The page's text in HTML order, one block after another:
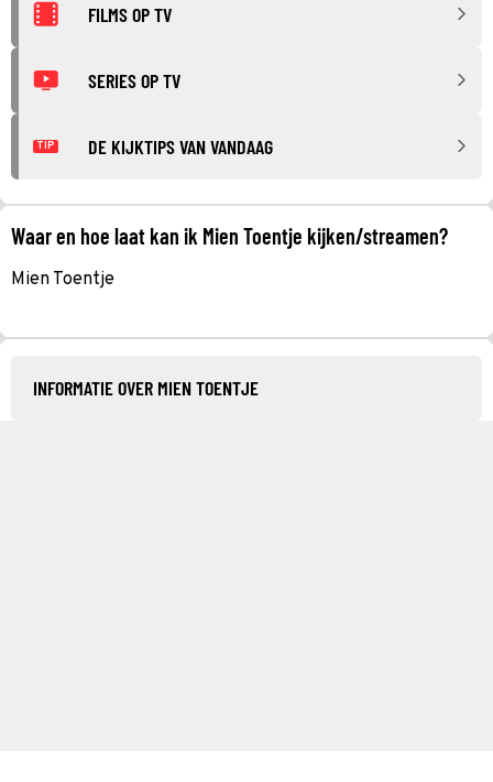
FILMS OP TV
SERIES OP TV
TIP DE KIJKTIPS VAN VANDAAG
Waar en hoe laat kan ik Mien Toentje kijken/streamen?
Mien Toentje
INFORMATIE OVER MIEN TOENTJE